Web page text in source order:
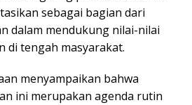
sebagai bagian dari
dalam mendukung nilai-nilai
di tengah masyarakat.
menyampaikan bahwa
ini merupakan agenda rutin